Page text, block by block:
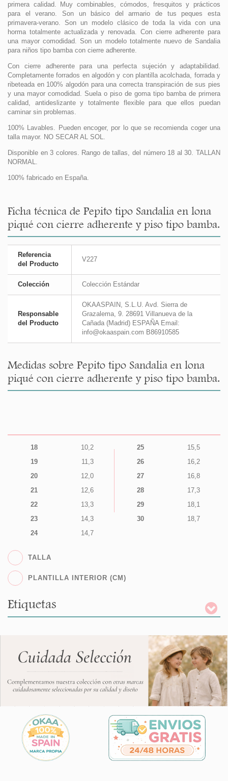
primera calidad. Muy combinables, cómodos, fresquitos y prácticos
para el verano. Son un básico del armario de tus peques esta
primavera-verano. Son un modelo clásico de toda la vida con una
horma totalmente actualizada y renovada. Con cierre adherente para
una mayor comodidad. Son un modelo totalmente nuevo de Sandalia
para niños tipo bamba con cierre adherente.
Con cierre adherente para una perfecta sujeción y adaptabilidad.
Completamente forrados en algodón y con plantilla acolchada, forrada y
ribeteada en 100% algodón para una correcta transpiración de sus pies
y una mayor comodidad. Suela o piso de goma tipo bamba de primera
calidad, antideslizante y totalmente flexible para que ellos puedan
caminar sin problemas.
100% Lavables. Pueden encoger, por lo que se recomienda coger una
talla mayor. NO SECAR AL SOL.
Disponible en 3 colores. Rango de tallas, del número 18 al 30. TALLAN
NORMAL.
100% fabricado en España.
Ficha técnica de Pepito tipo Sandalia en lona
piqué con cierre adherente y piso tipo bamba.
Referencia
del Producto
V227
Colección Colección Estándar
Responsable
del Producto
OKAASPAIN, S.L.U. Avd. Sierra de
Grazalema, 9. 28691 Villanueva de la
Cañada (Madrid) ESPAÑA Email:
info@okaaspain.com B86910585
Medidas sobre Pepito tipo Sandalia en lona
piqué con cierre adherente y piso tipo bamba.
18
10,2
19
11,3
20
12,0
21
12,6
22
13,3
23
14,3
24
14,7
25
15,5
26
16,2
27
16,8
28
17,3
29
18,1
30
18,7
TALLA
PLANTILLA INTERIOR (CM)
Etiquetas